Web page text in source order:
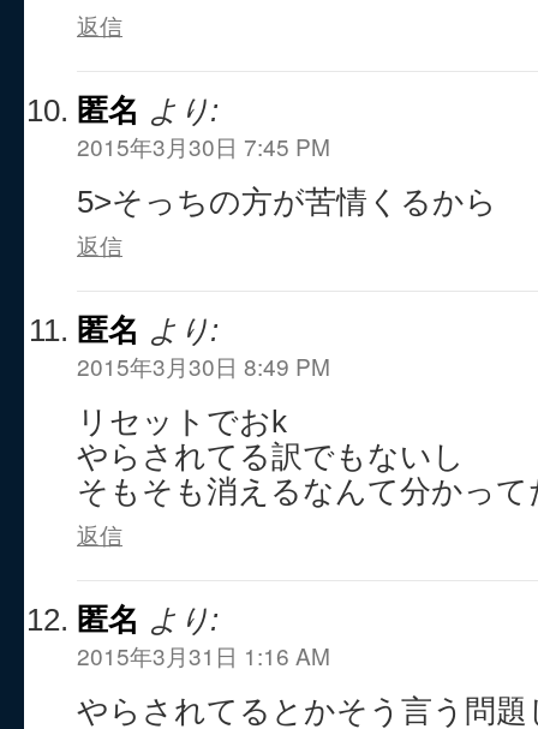
返信
匿名 より:
2015年3月30日 7:45 PM
5>そっちの方が苦情くるから
返信
匿名 より:
2015年3月30日 8:49 PM
リセットでおk
やらされてる訳でもないし
そもそも消えるなんて分かっ
返信
匿名 より:
2015年3月31日 1:16 AM
やらされてるとかそう言う問